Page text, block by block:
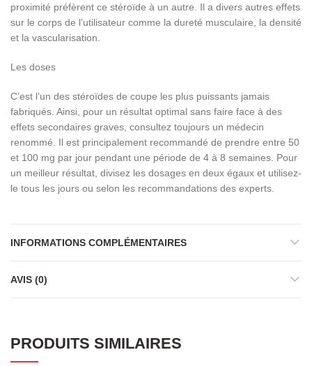
proximité préfèrent ce stéroïde à un autre. Il a divers autres effets
sur le corps de l’utilisateur comme la dureté musculaire, la densité
et la vascularisation.
Les doses
C’est l’un des stéroïdes de coupe les plus puissants jamais
fabriqués. Ainsi, pour un résultat optimal sans faire face à des
effets secondaires graves, consultez toujours un médecin
renommé. Il est principalement recommandé de prendre entre 50
et 100 mg par jour pendant une période de 4 à 8 semaines. Pour
un meilleur résultat, divisez les dosages en deux égaux et utilisez-
le tous les jours ou selon les recommandations des experts.
INFORMATIONS COMPLÉMENTAIRES
AVIS (0)
PRODUITS SIMILAIRES